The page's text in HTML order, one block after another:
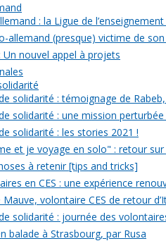
: la Ligue de l’enseignement
allemand (presque) victime de son
nouvel appel à projets
solidarité : témoignage de
solidarité : une mission
solidarité : les stories 2021 !
et je voyage en solo" : retour
à retenir [tips and tricks]
en CES : une expérience
volontaire CES de retour
solidarité : journée des
balade à Strasbourg, par Rusa